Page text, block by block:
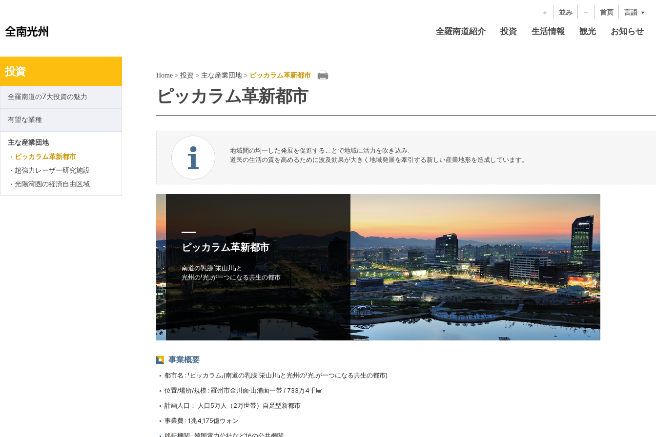
並み 首页 言語
全羅南道紹介 投資 生活情報 観光 お知らせ
投資
全羅南道の7大投資の魅力
有望な業種
主な産業団地
ピッカラム革新都市
超強力レーザー研究施設
光陽湾圏の経済自由区域
Home > 投資 > 主な産業団地 > ピッカラム革新都市
ピッカラム革新都市
地域間の均一した発展を促進することで地域に活力を吹き込み、
道民の生活の質を高めるために波及効果が大きく地域発展を牽引する新しい産業地形を造成しています。
ピッカラム革新都市
南道の乳腺「栄山川」と
光州の「光」が一つになる共生の都市
事業概要
都市名 : 「ピッカラム」(南道の乳腺「栄山川」と光州の「光」が一つになる共生の都市)
位置/場所/規模 : 羅州市金川面·山浦面一帯 / 733万4千㎢
計画人口： 人口5万人（2万世帯）自足型新都市
事業費 : 1兆4,175億ウォン